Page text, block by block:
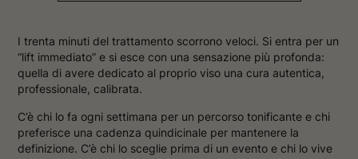
I trenta minuti del trattamento scorrono veloci. Si entra per un
“lift immediato” e si esce con una sensazione più profonda:
quella di avere dedicato al proprio viso una cura autentica,
professionale, calibrata.
C’è chi lo fa ogni settimana per un percorso tonificante e chi
preferisce una cadenza quindicinale per mantenere la
definizione. C’è chi lo sceglie prima di un evento e chi lo vive